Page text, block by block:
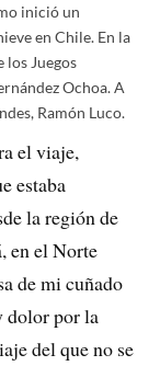
inició un
en Chile. En la
los Juegos
Ochoa. A
Ramón Luco.
el viaje,
estaba
la región de
en el Norte
de mi cuñado
dolor por la
del que no se